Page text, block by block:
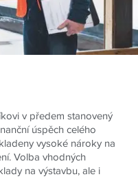
v předem stanovený
úspěch celého
vysoké nároky na
Volba vhodných
na výstavbu, ale i